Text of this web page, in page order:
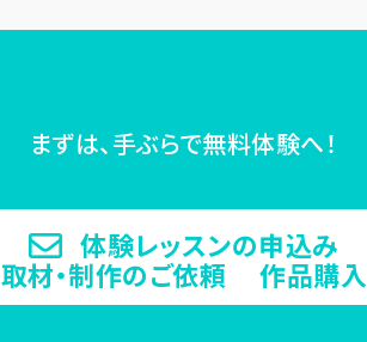
まずは、手ぶらで無料体験へ！
体験レッスンの申込み
取材・制作のご依頼 作品購入